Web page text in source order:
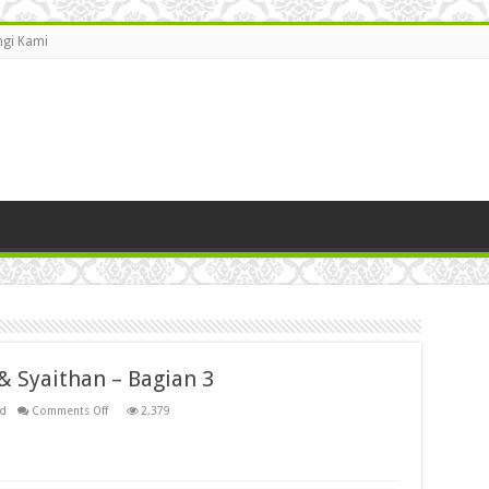
Kami
Syaithan – Bagian 3
Comments Offon
2,379